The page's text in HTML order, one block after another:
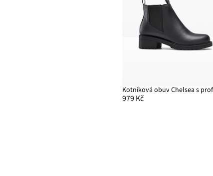
979 Kč